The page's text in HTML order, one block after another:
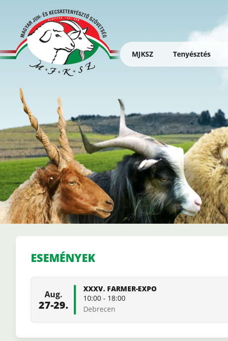
tartalomra
Magyar
Juh-
és
Szövetség
MJKSZ Tenyésztés
ESEMÉNYEK
Aug.
27-29.
XXXV. FARMER-EXPO
10:00 - 18:00
Debrecen